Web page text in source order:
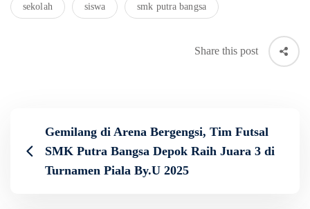
sekolah siswa smk putra bangsa
Share this post
Gemilang di Arena Bergengsi, Tim Futsal
SMK Putra Bangsa Depok Raih Juara 3 di
Turnamen Piala By.U 2025